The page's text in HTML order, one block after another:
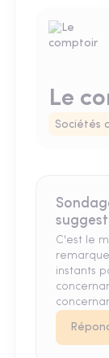
Le
Sociétés
C'est le
instants